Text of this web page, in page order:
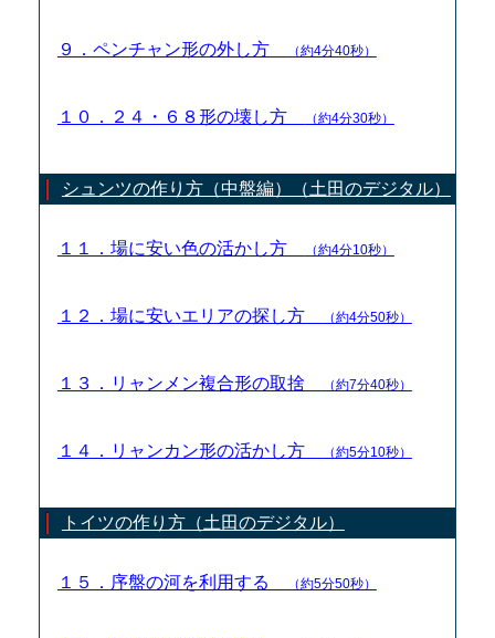
９．ペンチャン形の外し方 （約4分40秒）
１０．２４・６８形の壊し方 （約4分30秒）
シュンツの作り方（中盤編）（土田のデジタル）
１１．場に安い色の活かし方 （約4分10秒）
１２．場に安いエリアの探し方 （約4分50秒）
１３．リャンメン複合形の取捨 （約7分40秒）
１４．リャンカン形の活かし方 （約5分10秒）
トイツの作り方（土田のデジタル）
１５．序盤の河を利用する （約5分50秒）